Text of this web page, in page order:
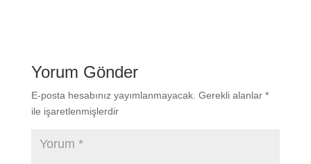
Yorum Gönder
E-posta hesabınız yayımlanmayacak. Gerekli alanlar *
ile işaretlenmişlerdir